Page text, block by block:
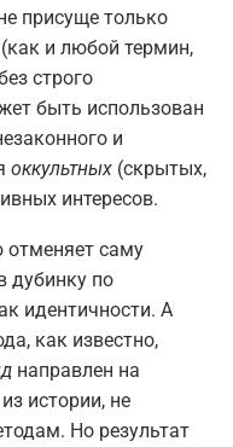
присуще только
и любой термин,
строго
быть использован
и
оккультных (скрытых,
интересов.
отменяет саму
дубинку по
идентичности. А
как известно,
направлен на
истории, не
Но результат